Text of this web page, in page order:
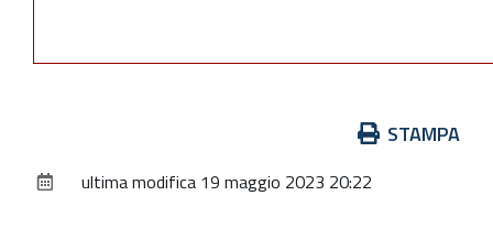
documento
STAMPA
ultima modifica 19 maggio 2023 20:22